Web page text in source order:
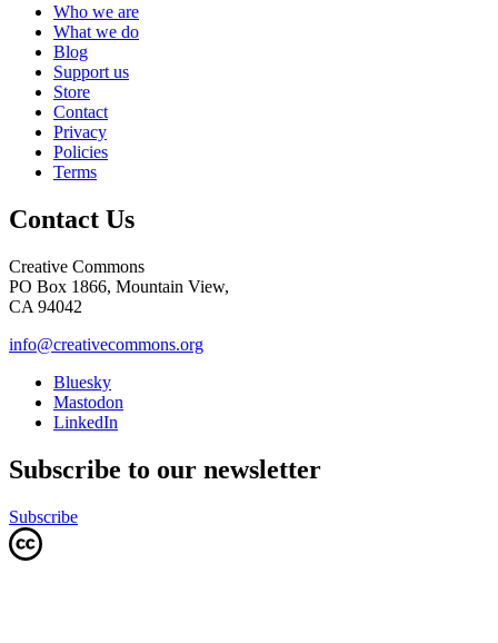
Who we are
What we do
Blog
Support us
Store
Contact
Privacy
Policies
Terms
Contact Us
Creative Commons
PO Box 1866, Mountain View,
CA 94042
info@creativecommons.org
Bluesky
Mastodon
LinkedIn
Subscribe to our newsletter
Subscribe